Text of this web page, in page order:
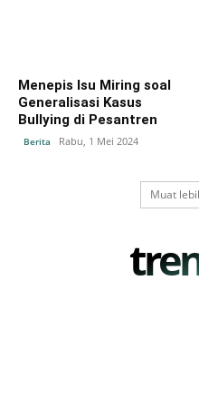
Menepis Isu Miring soal
Generalisasi Kasus
Bullying di Pesantren
Berita Rabu, 1 Mei 2024
Muat